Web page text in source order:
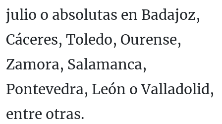
julio o absolutas en Badajoz,
Cáceres, Toledo, Ourense,
Zamora, Salamanca,
Pontevedra, León o Valladolid,
entre otras.